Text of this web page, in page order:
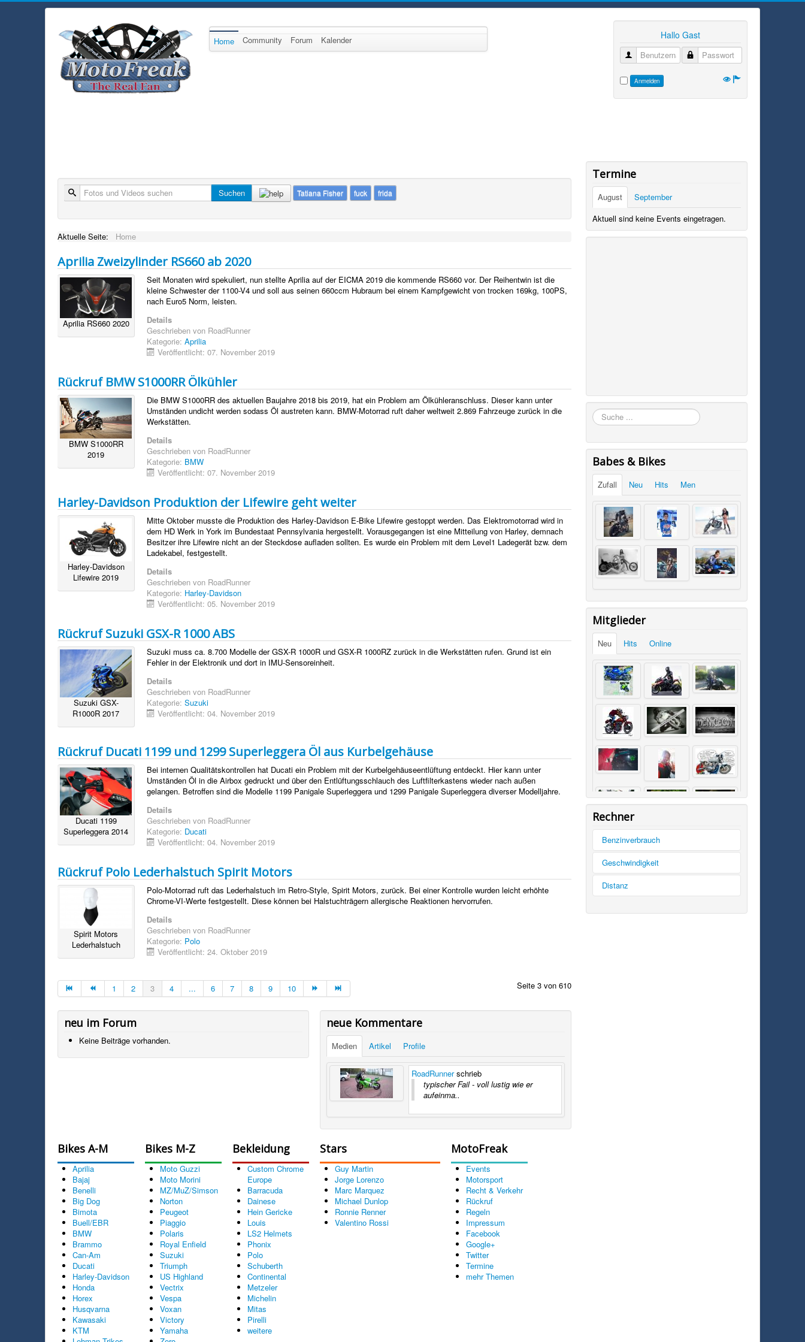
Hallo Gast
Benutzername
Passwort
Anmelden
Home Community Forum Kalender
Suche Suchen Tatiana Fisher fuck frida
Aktuelle Seite: Home
Aprilia Zweizylinder RS660 ab 2020
Aprilia RS660 2020
Seit Monaten wird spekuliert, nun stellte Aprilia auf der EICMA 2019 die kommende RS660 vor. Der Reihentwin ist die
kleine Schwester der 1100-V4 und soll aus seinen 660ccm Hubraum bei einem Kampfgewicht von trocken 169kg, 100PS,
nach Euro5 Norm, leisten.
Details
Geschrieben von RoadRunner
Kategorie: Aprilia
Veröffentlicht: 07. November 2019
Rückruf BMW S1000RR Ölkühler
BMW S1000RR
2019
Die BMW S1000RR des aktuellen Baujahre 2018 bis 2019, hat ein Problem am Ölkühleranschluss. Dieser kann unter
Umständen undicht werden sodass Öl austreten kann. BMW-Motorrad ruft daher weltweit 2.869 Fahrzeuge zurück in die
Werkstätten.
Details
Geschrieben von RoadRunner
Kategorie: BMW
Veröffentlicht: 07. November 2019
Harley-Davidson Produktion der Lifewire geht weiter
Harley-Davidson
Lifewire 2019
Mitte Oktober musste die Produktion des Harley-Davidson E-Bike Lifewire gestoppt werden. Das Elektromotorrad wird in
dem HD Werk in York im Bundestaat Pennsylvania hergestellt. Vorausgegangen ist eine Mitteilung von Harley, demnach
Besitzer ihre Lifewire nicht an der Steckdose aufladen sollten. Es wurde ein Problem mit dem Level1 Ladegerät bzw. dem
Ladekabel, festgestellt.
Details
Geschrieben von RoadRunner
Kategorie: Harley-Davidson
Veröffentlicht: 05. November 2019
Rückruf Suzuki GSX-R 1000 ABS
Suzuki GSX-
R1000R 2017
Suzuki muss ca. 8.700 Modelle der GSX-R 1000R und GSX-R 1000RZ zurück in die Werkstätten rufen. Grund ist ein
Fehler in der Elektronik und dort in IMU-Sensoreinheit.
Details
Geschrieben von RoadRunner
Kategorie: Suzuki
Veröffentlicht: 04. November 2019
Rückruf Ducati 1199 und 1299 Superleggera Öl aus Kurbelgehäuse
Ducati 1199
Superleggera 2014
Bei internen Qualitätskontrollen hat Ducati ein Problem mit der Kurbelgehäuseentlüftung entdeckt. Hier kann unter
Umständen Öl in die Airbox gedruckt und über den Entlüftungsschlauch des Luftfilterkastens wieder nach außen
gelangen. Betroffen sind die Modelle 1199 Panigale Superleggera und 1299 Panigale Superleggera diverser Modelljahre.
Details
Geschrieben von RoadRunner
Kategorie: Ducati
Veröffentlicht: 04. November 2019
Rückruf Polo Lederhalstuch Spirit Motors
Spirit Motors
Lederhalstuch
Polo-Motorrad ruft das Lederhalstuch im Retro-Style, Spirit Motors, zurück. Bei einer Kontrolle wurden leicht erhöhte
Chrome-VI-Werte festgestellt. Diese können bei Halstuchträgern allergische Reaktionen hervorrufen.
Details
Geschrieben von RoadRunner
Kategorie: Polo
Veröffentlicht: 24. Oktober 2019
Seite 3 von 610
1 2 3 4 ... 6 7 8 9 10
neu im Forum
Keine Beiträge vorhanden.
neue Kommentare
Medien Artikel Profile
RoadRunnerschrieb
typischer Fail - voll lustig wie er
aufeinma..
Bikes A-M
Aprilia
Bajaj
Benelli
Big Dog
Bimota
Buell/EBR
BMW
Brammo
Can-Am
Ducati
Harley-Davidson
Honda
Horex
Husqvarna
Kawasaki
KTM
Bikes M-Z
Moto Guzzi
Moto Morini
MZ/MuZ/Simson
Norton
Peugeot
Piaggio
Polaris
Royal Enfield
Suzuki
Triumph
US Highland
Vectrix
Vespa
Voxan
Victory
Yamaha
Bekleidung
Custom Chrome
Europe
Barracuda
Dainese
Hein Gericke
Louis
LS2 Helmets
Phonix
Polo
Schuberth
Continental
Metzeler
Michelin
Mitas
Pirelli
weitere
Stars
Guy Martin
Jorge Lorenzo
Marc Marquez
Michael Dunlop
Ronnie Renner
Valentino Rossi
MotoFreak
Events
Motorsport
Recht & Verkehr
Rückruf
Regeln
Impressum
Facebook
Google+
Twitter
Termine
mehr Themen
Termine
August
September
Aktuell sind keine Events eingetragen.
Suchen
Babes & Bikes
Zufall Neu Hits Men
Mitglieder
Neu Hits Online
Rechner
Benzinverbrauch
Tankinhalt
Kilometer
Geschwindigkeit
km/h
Distanz